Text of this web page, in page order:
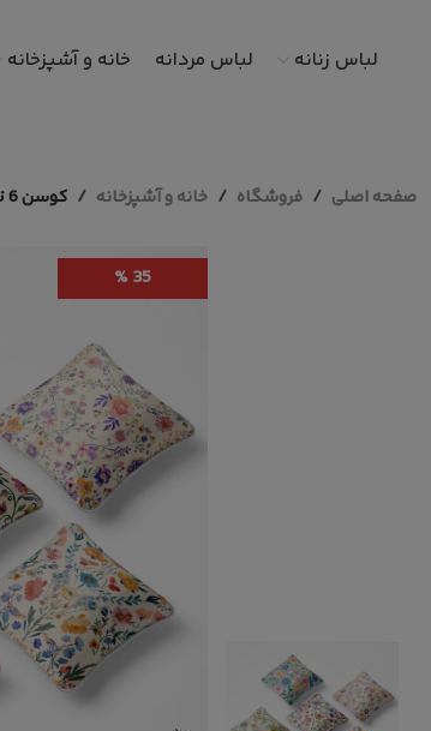
لباس زنانه لباس مردانه خانه و آشپزخانه
صفحه اصلی فروشگاه خانه و آشپزخانه کوسن 6 تکه pillow 6 set 91
35 %